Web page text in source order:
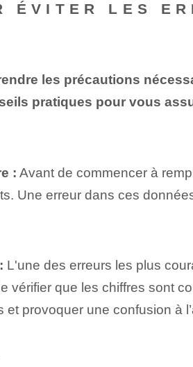
ÉVITER LES
les précautions
pratiques pour vous
: Avant de commencer à
Une erreur dans ces
L'une des erreurs les plus
vérifier que les chiffres sont
provoquer une confusion à